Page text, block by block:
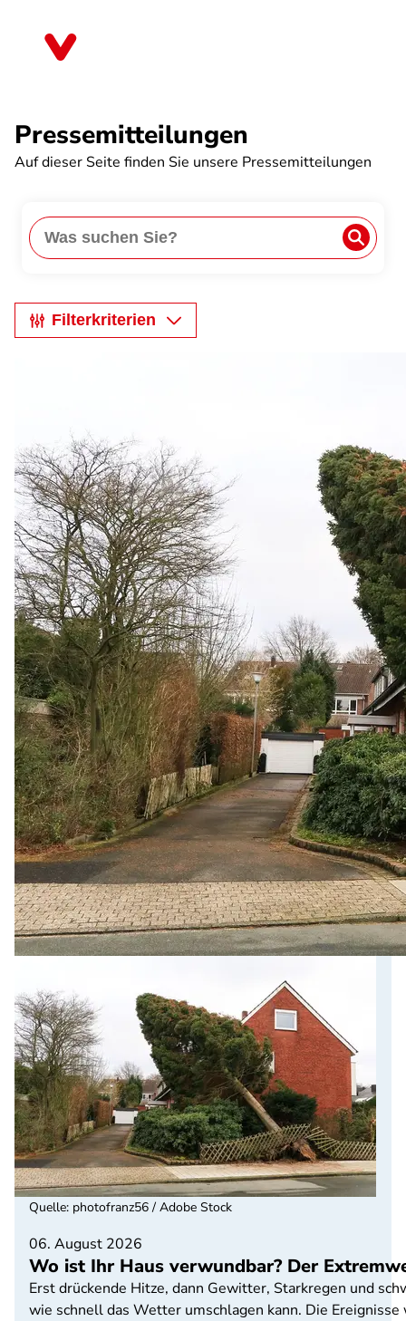
Pressemitteilungen
Auf dieser Seite finden Sie unsere Pressemitteilungen
Filterkriterien
06. August 2026
Wo ist Ihr Haus verwundbar? Der
Erst drückende Hitze, dann Gewitter, Starkregen und
wie schnell das Wetter umschlagen kann. Die
Quelle: photofranz56 / Adobe Stock